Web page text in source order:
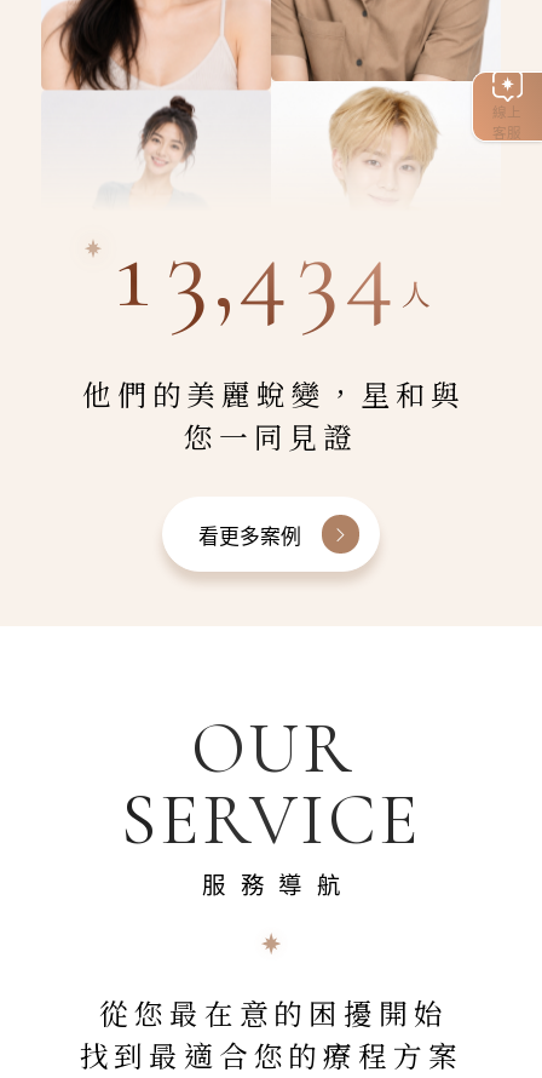
線上
客服
13,434 人
他們的美麗蛻變，星和與
您一同見證
看更多案例
OUR
SERVICE
服務導航
從您最在意的困擾開始
找到最適合您的療程方案